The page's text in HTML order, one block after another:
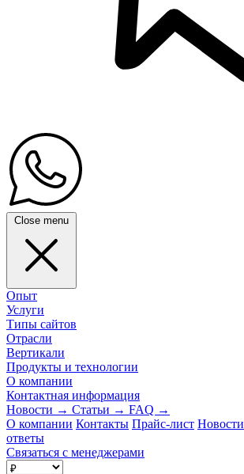
Close menu
Опыт
Услуги
Типы сайтов
Отрасли
Вертикали
Продукты и технологии
О компании
Контактная информация
Новости → Статьи → FAQ →
О компании Контакты Прайс-лист Новости
ответы
Связаться с менеджерами